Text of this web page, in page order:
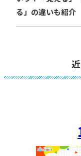
る」の違いも紹介